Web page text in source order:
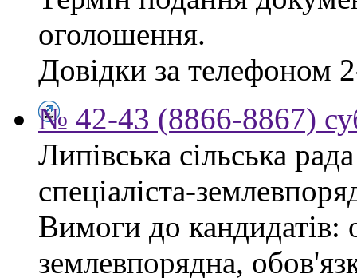
оголошення.
Довідки за телефоном
№ 42-43 (8866-8867)
Липівська сільська
спеціаліста-
Вимоги до кандидатів:
землевпорядна,